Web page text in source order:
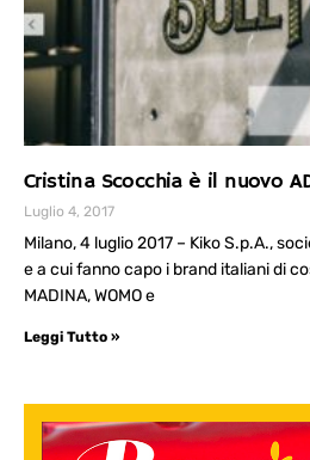
Cristina Scocchia è il nuovo
Luglio 4, 2017
Milano, 4 luglio 2017 – Kiko S.p.A.,
e a cui fanno capo i brand italiani di
MADINA, WOMO e
Leggi Tutto »